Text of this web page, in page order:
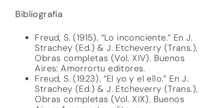
Bibliografía
Freud, S. (1915). “Lo inconciente.” En J.
Strachey (Ed.) & J. Etcheverry (Trans.),
Obras completas (Vol. XIV). Buenos
Aires: Amorrortu editores.
Freud, S. (1923). “El yo y el ello.” En J.
Strachey (Ed.) & J. Etcheverry (Trans.),
Obras completas (Vol. XIX). Buenos